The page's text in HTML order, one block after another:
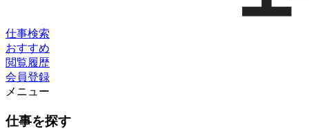
仕事検索
おすすめ
閲覧履歴
会員登録
メニュー
仕事を探す